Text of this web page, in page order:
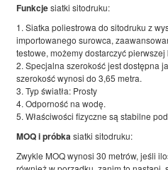
Funkcjesiatki sitodruku:
1. Siatka poliestrowa do sitodruku z
importowanego surowca,
testowe, możemy dostarczyć
2. Specjalna szerokość jest dostępna
szerokość wynosi do 3,65 metra.
3. Typ światła: Prosty
4. Odporność na wodę.
5. Właściwości fizyczne są stabilne
MOQ i próbkasiatki sitodruku:
Zwykle MOQ wynosi 30 metrów, jeśli